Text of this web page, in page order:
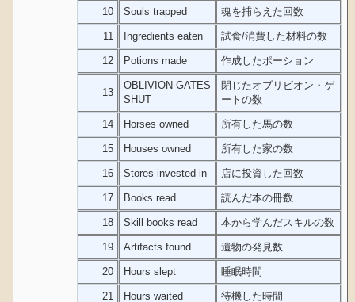
10 Souls trapped 魂を捕らえた回数
11 Ingredients eaten 試食/消費した材料の数
12 Potions made 作成したポーション
13
OBLIVION GATES
SHUT
閉じたオブリビオン・ゲ
ートの数
14 Horses owned 所有した馬の数
15 Houses owned 所有した家の数
16 Stores invested in 店に投資した回数
17 Books read 読んだ本の冊数
18 Skill books read 本から学んだスキルの数
19 Artifacts found 遺物の発見数
20 Hours slept 睡眠時間
21 Hours waited 待機した時間